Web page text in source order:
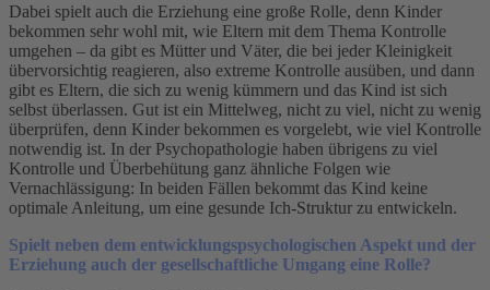
Dabei spielt auch die Erziehung eine große Rolle, denn Kinder
bekommen sehr wohl mit, wie Eltern mit dem Thema Kontrolle
umgehen – da gibt es Mütter und Väter, die bei jeder Kleinigkeit
übervorsichtig reagieren, also extreme Kontrolle ausüben, und dann
gibt es Eltern, die sich zu wenig kümmern und das Kind ist sich
selbst überlassen. Gut ist ein Mittelweg, nicht zu viel, nicht zu wenig
überprüfen, denn Kinder bekommen es vorgelebt, wie viel Kontrolle
notwendig ist. In der Psychopathologie haben übrigens zu viel
Kontrolle und Überbehütung ganz ähnliche Folgen wie
Vernachlässigung: In beiden Fällen bekommt das Kind keine
optimale Anleitung, um eine gesunde Ich-Struktur zu entwickeln.
Spielt neben dem entwicklungspsychologischen Aspekt und der
Erziehung auch der gesellschaftliche Umgang eine Rolle?